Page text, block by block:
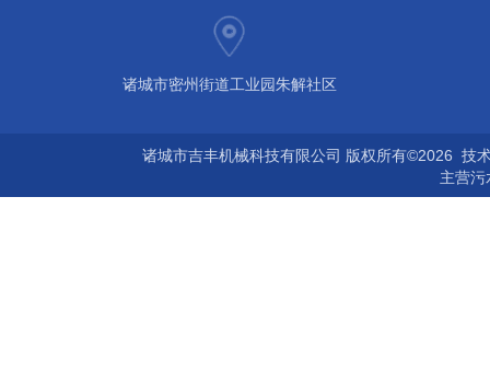
诸城市密州街道工业园朱解社区
诸城市吉丰机械科技有限公司 版权所有©2026 技
主营污